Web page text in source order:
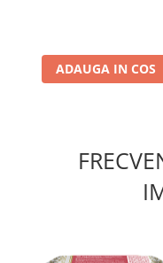
ADAUGA IN COS